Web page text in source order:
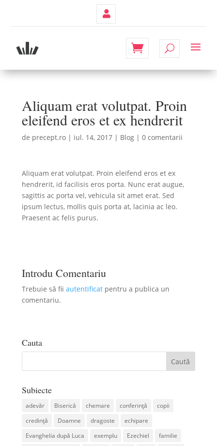
Aliquam erat volutpat. Proin
eleifend eros et ex hendrerit
de precept.ro| iul. 14, 2017| Blog| 0 comentarii
Aliquam erat volutpat. Proin eleifend eros et ex
hendrerit, id facilisis eros porta. Nunc erat augue,
sagittis ac porta vel, vehicula sit amet erat. Sed
ipsum lectus, mollis quis porta at, lacinia ac leo.
Praesent ac felis purus.
Introdu Comentariu
Trebuie să fii autentificatpentru a publica un
comentariu.
Cauta
Subiecte
adevăr Biserică chemare conferință
copii
credință
Doamne dragoste
echipare
Evanghelia după Luca
exemplu Ezechiel
familie